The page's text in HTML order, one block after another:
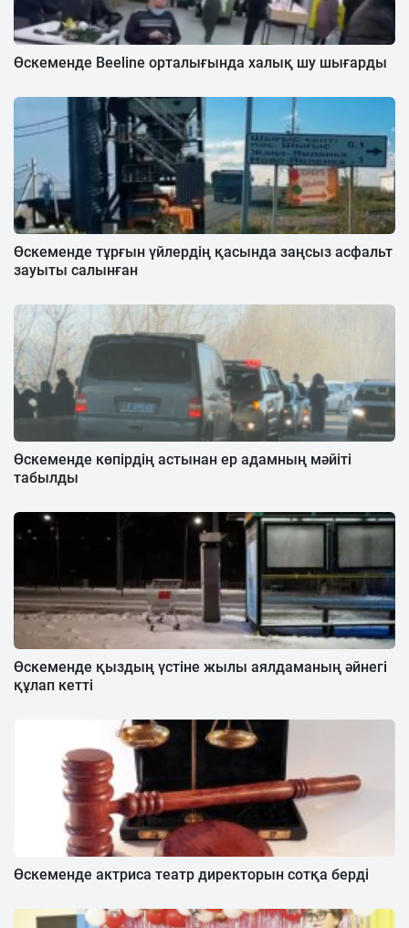
Өскеменде Beeline орталығында халық шу шығарды
Өскеменде тұрғын үйлердің қасында заңсыз асфальт
зауыты салынған
Өскеменде көпірдің астынан ер адамның мәйіті
табылды
Өскеменде қыздың үстіне жылы аялдаманың әйнегі
құлап кетті
Өскеменде актриса театр директорын сотқа берді